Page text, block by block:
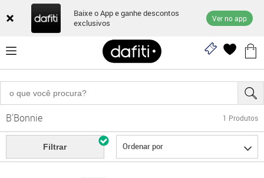
Baixe o App e ganhe descontos
exclusivos
Ver no app
B'Bonnie 1 Produtos
Filtrar Ordenar por